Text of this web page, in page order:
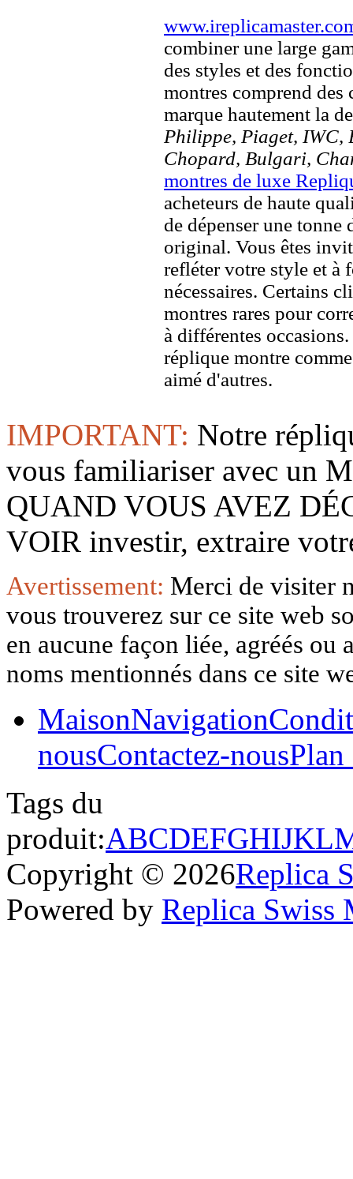
combiner une large
des styles et des
montres comprend des
marque hautement la
Philippe, Piaget, IWC,
Chopard, Bulgari,
montres de luxe
acheteurs de haute
de dépenser une
original. Vous êtes
refléter votre style et à
nécessaires. Certains
montres rares pour
à différentes
réplique montre
aimé d'autres.
IMPORTANT: Notre
vous familiariser avec un
QUAND VOUS AVEZ
VOIR investir, extraire
Avertissement: Merci de visiter
vous trouverez sur ce site web
en aucune façon liée, agréés
noms mentionnés dans ce site
MaisonNavigation
nousContactez-nousPlan
Tags du
produit:ABCDEFGHIJKL
Copyright © 2026Replica
Powered by Replica Swiss